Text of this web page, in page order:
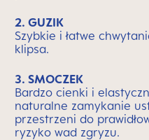
2. GUZIK
Szybkie i łatwe
klipsa.
3. SMOCZEK
Bardzo cienki i
naturalne zamykanie
przestrzeni do
ryzyko wad zgryzu.